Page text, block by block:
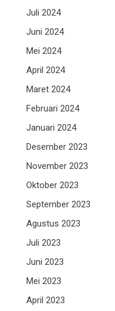
Juli 2024
Juni 2024
Mei 2024
April 2024
Maret 2024
Februari 2024
Januari 2024
Desember 2023
November 2023
Oktober 2023
September 2023
Agustus 2023
Juli 2023
Juni 2023
Mei 2023
April 2023